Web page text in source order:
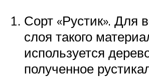
Сорт «Рустик». Для
слоя такого
используется
полученное